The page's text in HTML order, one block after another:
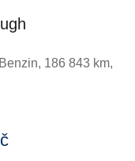
, 186 843 km,